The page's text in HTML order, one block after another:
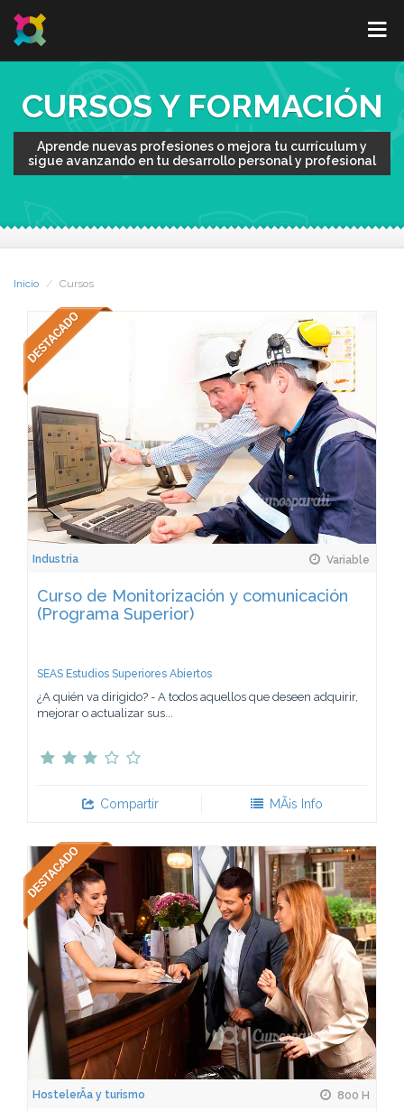
CURSOS Y FORMACIÓN
Aprende nuevas profesiones o mejora tu currículum y
sigue avanzando en tu desarrollo personal y profesional
Inicio Cursos
Industria Variable
Curso de Monitorización y comunicación
(Programa Superior)
SEAS Estudios Superiores Abiertos
¿A quién va dirigido? - A todos aquellos que deseen adquirir,
mejorar o actualizar sus...
Compartir MÃ¡s Info
HostelerÃ­a y turismo 800 H